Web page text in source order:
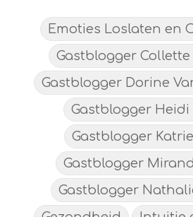
Emoties Loslaten en
Gastblogger
Gastblogger Dorine
Gastblogger Heidi
Gastblogger
Gastblogger
Gastblogger